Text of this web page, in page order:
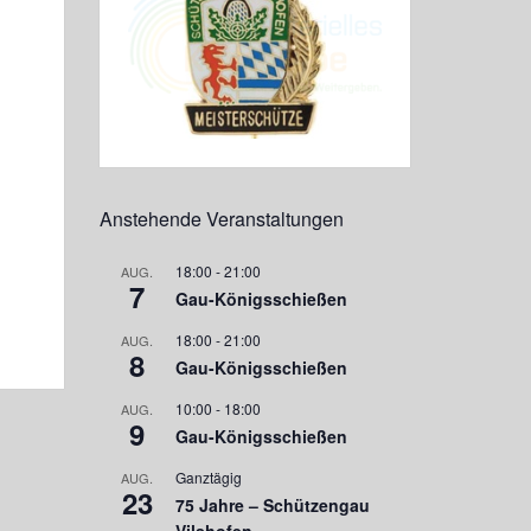
Anstehende Veranstaltungen
AUG.
7
18:00 -21:00
Gau-Königsschießen
AUG.
8
18:00 -21:00
Gau-Königsschießen
AUG.
9
10:00 - 18:00
Gau-Königsschießen
AUG.
23
Ganztägig
75 Jahre – Schützengau